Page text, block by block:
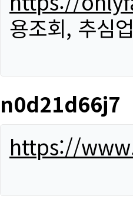
용조회, 추심
n0d21d66j7
https://